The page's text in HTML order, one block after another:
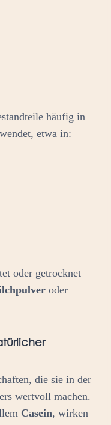
häufig in
etwa in:
oder getrocknet
oder
die sie in der
wertvoll machen.
Casein, wirken